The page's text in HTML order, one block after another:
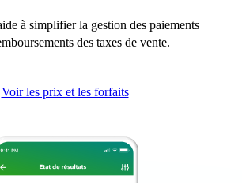
à simplifier la gestion des paiements
des taxes de vente.
Voir les prix et les forfaits